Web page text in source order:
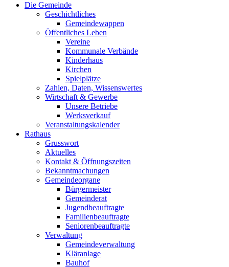
Die Gemeinde
Geschichtliches
Gemeindewappen
Öffentliches Leben
Vereine
Kommunale Verbände
Kinderhaus
Kirchen
Spielplätze
Zahlen, Daten, Wissenswertes
Wirtschaft & Gewerbe
Unsere Betriebe
Werksverkauf
Veranstaltungskalender
Rathaus
Grusswort
Aktuelles
Kontakt & Öffnungszeiten
Bekanntmachungen
Gemeindeorgane
Bürgermeister
Gemeinderat
Jugendbeauftragte
Familienbeauftragte
Seniorenbeauftragte
Verwaltung
Gemeindeverwaltung
Kläranlage
Bauhof